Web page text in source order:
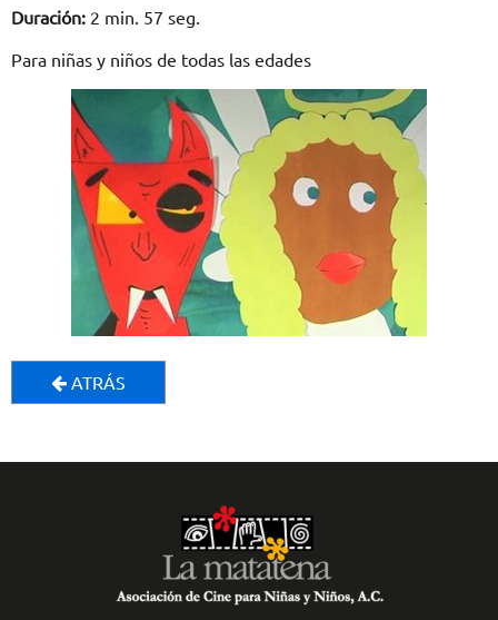
Duración: 2 min. 57 seg.
Para niñas y niños de todas las edades
ATRÁS